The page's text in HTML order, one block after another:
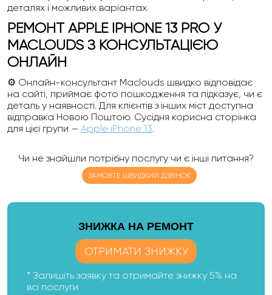
деталях і можливих варіантах.
РЕМОНТ APPLE IPHONE 13 PRO У
MACLOUDS З КОНСУЛЬТАЦІЄЮ
ОНЛАЙН
⚙️ Онлайн-консультант Maclouds швидко відповідає
на сайті, приймає фото пошкодження та підказує, чи є
деталь у наявності. Для клієнтів з інших міст доступна
відправка Новою Поштою. Сусідня корисна сторінка
для цієї групи — Apple iPhone 13.
Чи не знайшли потрібну послугу чи є інші питання?
ЗАМОВТЕ ШВИДКИЙ ДЗВІНОК
ЗНИЖКА НА РЕМОНТ
ОТРИМАТИ ЗНИЖКУ
* Залишіть заявку та отримайте знижку 5% на
всі послуги